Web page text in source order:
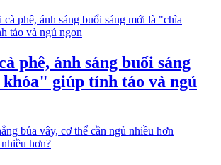
phê, ánh sáng buổi sáng
giúp tỉnh táo và ngủ